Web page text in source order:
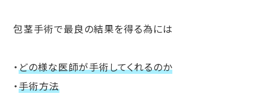
包茎手術で最良の結果を得る為には
・どの様な医師が手術してくれるのか
・手術方法